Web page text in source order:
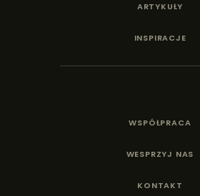
ARTYKUŁY
INSPIRACJE
WSPÓŁPRACA
WESPRZYJ NAS
KONTAKT